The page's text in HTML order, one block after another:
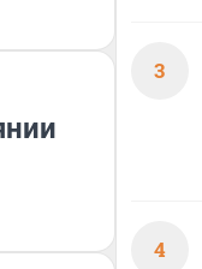
3
4